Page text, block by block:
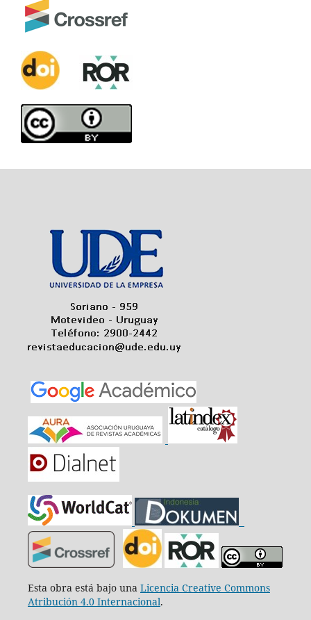
Esta obra está bajo una Licencia Creative Commons
Atribución 4.0 Internacional.